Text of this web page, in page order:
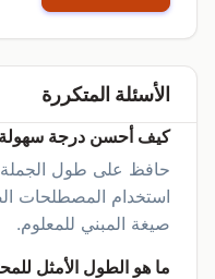
الأسئلة المتكررة
كيف أحسن درجة سهولة
استخدام المصطلحات
صيغة المبني للمعلوم.
ما هو الطول الأمثل